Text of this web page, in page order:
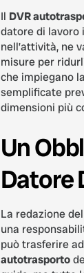
Il DVR
datore di lavoro
nell’attività, ne
misure per
che impiegano
semplificate
dimensioni più
Un
Datore
La redazione
una
può trasferire
autotrasporto